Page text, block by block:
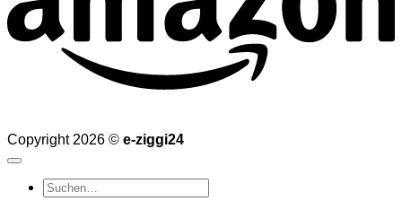
Copyright 2026 © e-ziggi24
Suchen